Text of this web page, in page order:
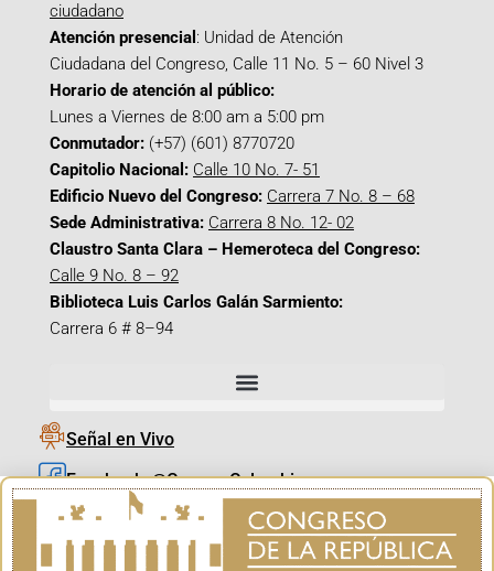
ciudadano
Atención presencial : Unidad de Atención
Ciudadana del Congreso, Calle 11 No. 5 – 60 Nivel 3
Horario de atención al público:
Lunes a Viernes de 8:00 am a 5:00 pm
Conmutador: (+57) (601) 8770720
Capitolio Nacional: Calle 10 No. 7- 51
Edificio Nuevo del Congreso: Carrera 7 No. 8 – 68
Sede Administrativa: Carrera 8 No. 12- 02
Claustro Santa Clara – Hemeroteca del Congreso:
Calle 9 No. 8 – 92
Biblioteca Luis Carlos Galán Sarmiento:
Carrera 6 # 8–94
Señal en Vivo
Facebook_@CamaraColombia
Instagram_@CamaraColombia
X_@CamaraColombia